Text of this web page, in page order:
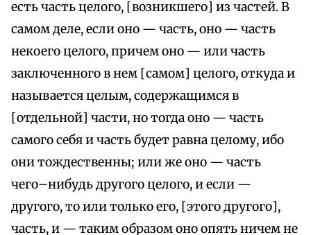
есть часть целого, [возникшего] из частей. В
самом деле, если оно — часть, оно — часть
некоего целого, причем оно — или часть
заключенного в нем [самом] целого, откуда и
называется целым, содержащимся в
[отдельной] части, но тогда оно — часть
самого себя и часть будет равна целому, ибо
они тождественны; или же оно — часть
чего–нибудь другого целого, и если —
другого, то или только его, [этого другого],
часть, и — таким образом оно опять ничем не